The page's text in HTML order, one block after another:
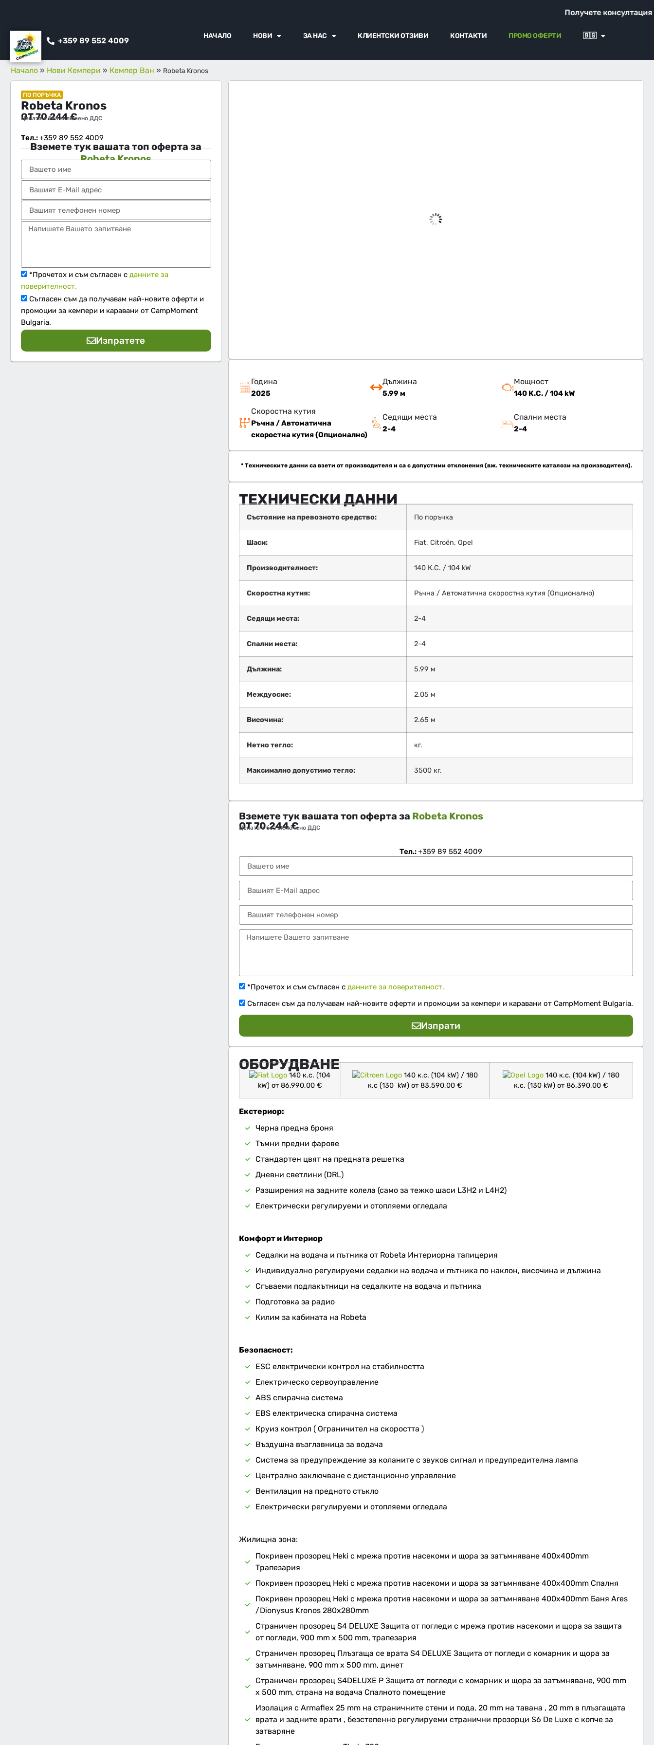
Получете консултация от
+359 89 552 4009
НАЧАЛО НОВИ ЗА НАС КЛИЕНТСКИ ОТЗИВИ КОНТАКТИ ПРОМО ОФЕРТИ 🇧🇬
Начало » Нови Кемпери » Кемпер Ван » Robeta Kronos
ПО ПОРЪЧКА
Robeta Kronos
ОТ70.244€
Цената е без включено ДДС
Тел.:+359 89 552 4009
Вземете тук вашата топ оферта за
Robeta Kronos
*Прочетох и съм съгласен с данните за
поверителност.
Съгласен съм да получавам най-новите оферти и
промоции за кемпери и каравани от CampMoment
Bulgaria.
Изпратете
Година
2025
Дължина
5.99 м
Мощност
140 К.С. / 104 kW
Скоростна кутия
Ръчна / Автоматична
скоростна кутия (Опционално)
Седящи места
2-4
Спални места
2-4
* Техническите данни са взети от производителя и са с допустими отклонения (вж. техническите каталози на производителя).
ТЕХНИЧЕСКИ ДАННИ
Състояние на превозното средство: По поръчка
Шаси: Fiat, Citroën, Opel
Производителност: 140 К.С. / 104 kW
Скоростна кутия: Ръчна / Автоматична скоростна кутия (Опционално)
Седящи места: 2-4
Спални места: 2-4
Дължина: 5.99 м
Междуосие: 2.05 м
Височина: 2.65 м
Нетно тегло: кг.
Максимално допустимо тегло: 3500 кг.
Вземете тук вашата топ оферта за Robeta Kronos
ОТ70.244€
Цената е без включено ДДС
Тел.:+359 89 552 4009
*Прочетох и съм съгласен с данните за поверителност.
Съгласен съм да получавам най-новите оферти и промоции за кемпери и каравани от CampMoment Bulgaria.
Изпрати
ОБОРУДВАНЕ
140 к.с. (104
kW) от 86.990,00 €
140 к.с. (104 kW) / 180
к.с (130 kW) от 83.590,00 €
140 к.с. (104 kW) / 180
к.с. (130 kW) от 86.390,00 €
Екстериор:
Черна предна броня
Тъмни предни фарове
Стандартен цвят на предната решетка
Дневни светлини (DRL)
Разширения на задните колела (само за тежко шаси L3H2 и L4H2)
Електрически регулируеми и отопляеми огледала
Комфорт и Интериор
Седалки на водача и пътника от Robeta Интериорна тапицерия
Индивидуално регулируеми седалки на водача и пътника по наклон, височина и дължина
Сгъваеми подлакътници на седалките на водача и пътника
Подготовка за радио
Килим за кабината на Robeta
Безопасност:
ESC електрически контрол на стабилността
Електрическо сервоуправление
ABS спирачна система
EBS електрическа спирачна система
Круиз контрол ( Ограничител на скоростта )
Въздушна възглавница за водача
Система за предупреждение за коланите с звуков сигнал и предупредителна лампа
Централно заключване с дистанционно управление
Вентилация на предното стъкло
Електрически регулируеми и отопляеми огледала
Жилищна зона:
Покривен прозорец Heki с мрежа против насекоми и щора за затъмняване 400x400mm
Трапезария
Покривен прозорец Heki с мрежа против насекоми и щора за затъмняване 400x400mm Спалня
Покривен прозорец Heki с мрежа против насекоми и щора за затъмняване 400x400mm Баня Ares
/Dionysus Kronos 280x280mm
Страничен прозорец S4 DELUXE Защита от погледи с мрежа против насекоми и щора за защита
от погледи, 900 mm x 500 mm, трапезария
Страничен прозорец Плъзгаща се врата S4 DELUXE Защита от погледи с комарник и щора за
затъмняване, 900 mm x 500 mm, динет
Страничен прозорец S4DELUXE P Защита от погледи с комарник и щора за затъмняване, 900 mm
x 500 mm, страна на водача Спалното помещение
Изолация с Armaflex 25 mm на страничните стени и пода, 20 mm на тавана , 20 mm в плъзгащата
врата и задните врати , безстепенно регулируеми странични прозорци S6 De Luxe с копче за
затваряне